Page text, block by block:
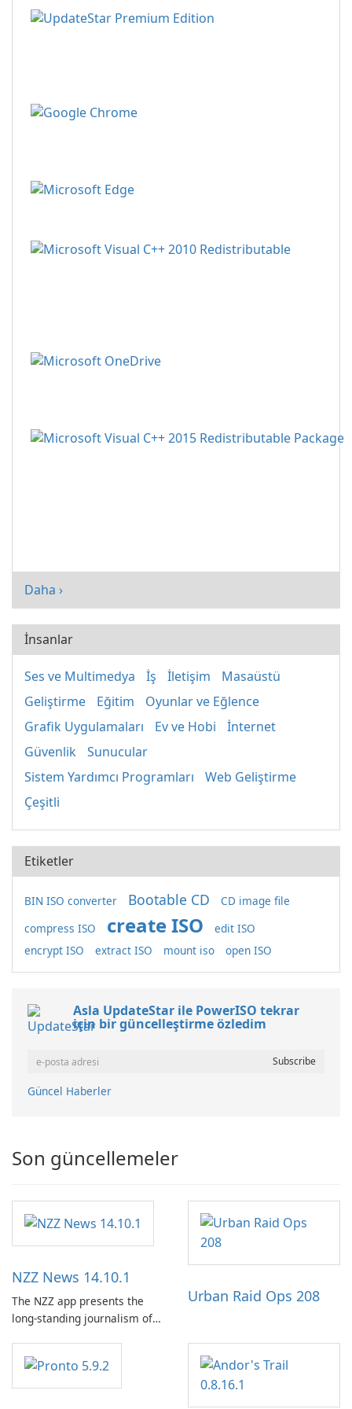
Daha ›
İnsanlar
Ses ve Multimedya İş İletişim
Masaüstü
Geliştirme
Eğitim
Oyunlar ve Eğlence
Grafik Uygulamaları
Ev ve Hobi
İnternet
Güvenlik
Sunucular
Sistem Yardımcı Programları
Web Geliştirme
Çeşitli
Etiketler
BIN ISO converter Bootable CD
CD image file
compress ISO
create ISO
edit ISO
encrypt ISO
extract ISO mount iso open ISO
Asla UpdateStar ile PowerISO tekrar
için bir güncelleştirme özledim
Güncel Haberler
Son güncellemeler
NZZ News 14.10.1
The NZZ app presents the
long-standing journalism of
independence, open debate,
and a liberal outlook that
embraces diverse opinion.
Urban Raid Ops 208